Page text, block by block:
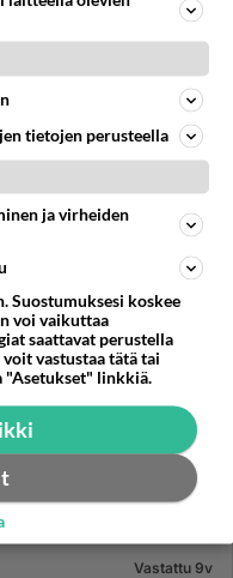
on tiettynä
Vastattu 9v
tietojen perusteella
ja virheiden
Suostumuksesi koskee
voi vaikuttaa
saattavat perustella
vastustaa tätä tai
"Asetukset" linkkiä.